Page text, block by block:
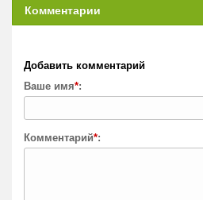
Комментарии
Добавить комментарий
Ваше имя*:
Комментарий*: